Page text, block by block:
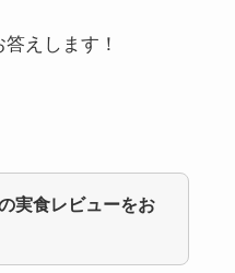
えします！
実食レビューをお